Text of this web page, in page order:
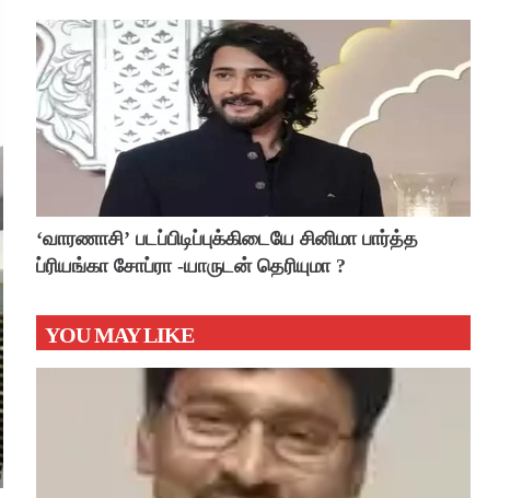
‘வாரணாசி’ படப்பிடிப்புக்கிடையே சினிமா பார்த்த
ப்ரியங்கா சோப்ரா -யாருடன் தெரியுமா ?
YOU MAY LIKE